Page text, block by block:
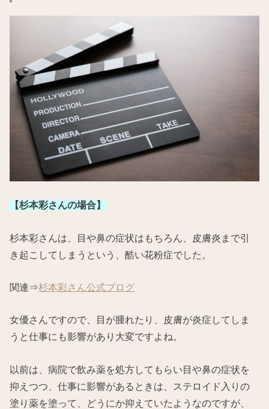
【杉本彩さんの場合】
杉本彩さんは、目や鼻の症状はもちろん、皮膚炎まで引
き起こしてしまうという、酷い花粉症でした。
関連⇒杉本彩さん公式ブログ
女優さんですので、目が腫れたり、皮膚が炎症してしま
うと仕事にも影響があり大変ですよね。
以前は、病院で飲み薬を処方してもらい目や鼻の症状を
抑えつつ、仕事に影響があるときは、ステロイド入りの
塗り薬を塗って、どうにか抑えていたようなのですが、